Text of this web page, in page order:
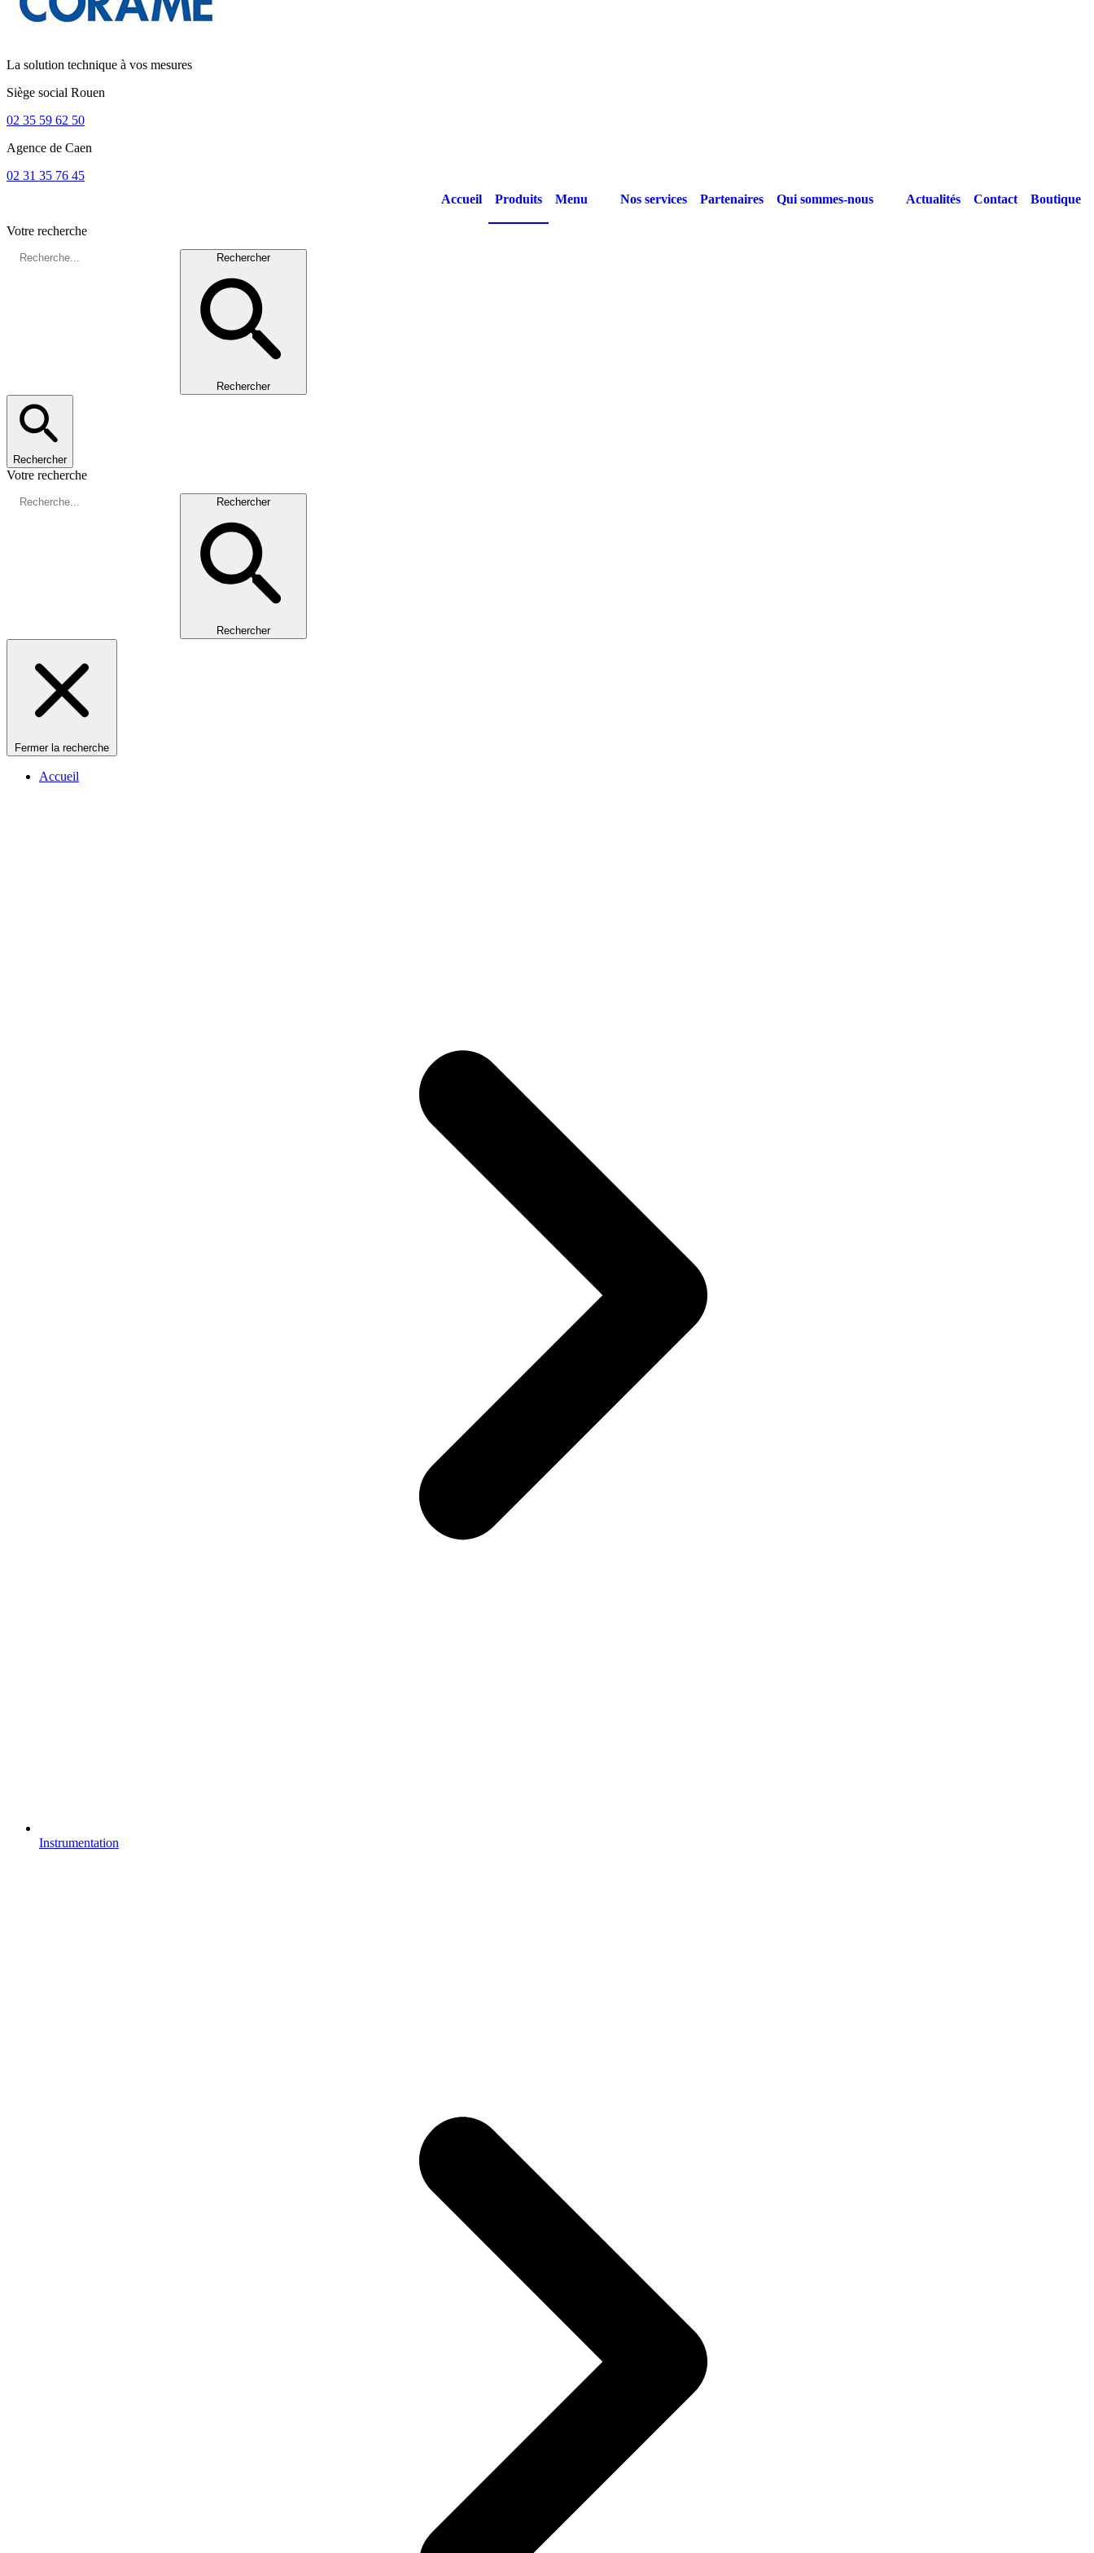
La solution technique à vos mesures
Siège social Rouen
02 35 59 62 50
Agence de Caen
02 31 35 76 45
Accueil
Produits Menu Nos services Partenaires Qui sommes-nous Actualités Contact Boutique
Votre recherche
Rechercher
Rechercher
Rechercher
Votre recherche
Rechercher
Rechercher
Fermer la recherche
Accueil
Instrumentation